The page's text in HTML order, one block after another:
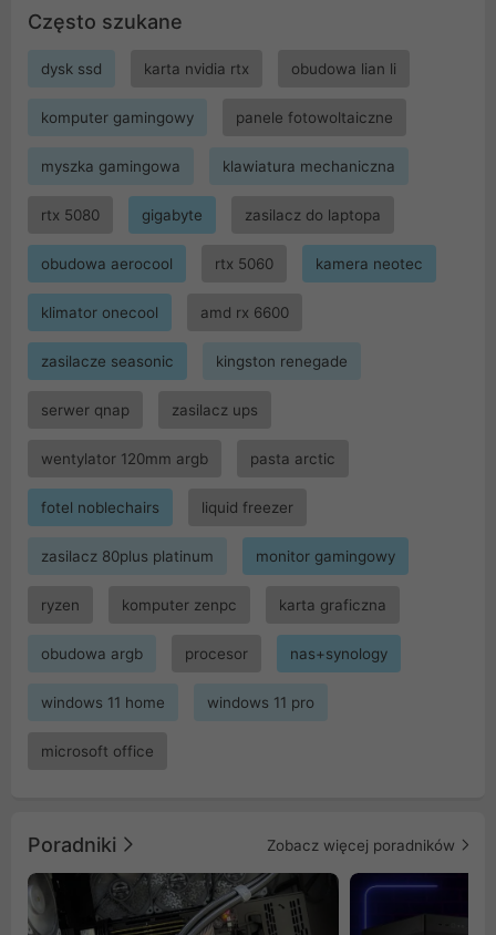
Często szukane
dysk ssd karta nvidia rtx obudowa lian li
komputer gamingowy panele fotowoltaiczne
myszka gamingowa klawiatura mechaniczna
rtx 5080 gigabyte zasilacz do laptopa
obudowa aerocool rtx 5060 kamera neotec
klimator onecool amd rx 6600
zasilacze seasonic kingston renegade
serwer qnap zasilacz ups
wentylator 120mm argb pasta arctic
fotel noblechairs liquid freezer
zasilacz 80plus platinum monitor gamingowy
ryzen komputer zenpc karta graficzna
obudowa argb procesor nas+synology
windows 11 home windows 11 pro
microsoft office
Poradniki Zobacz więcej poradników